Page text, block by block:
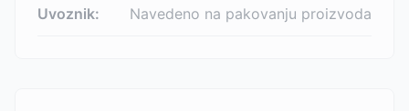
Uvoznik: Navedeno na pakovanju proizvoda